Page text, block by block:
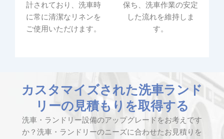
計されており、洗車時
に常に清潔なリネンを
ご使用いただけます。
保ち、洗車作業の安定
した流れを維持しま
す。
カスタマイズされた洗車ランド
リーの見積もりを取得する
洗車・ランドリー設備のアップグレードをお考えです
か？洗車・ランドリーのニーズに合わせたお見積りを